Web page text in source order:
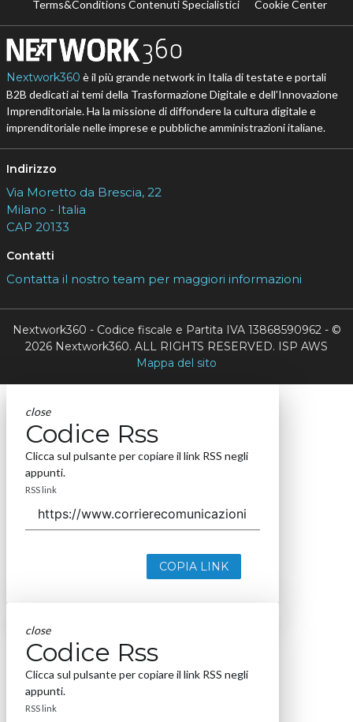
Terms&Conditions Contenuti Specialistici Cookie Center
Nextwork360 è il più grande network in Italia di testate e portali
B2B dedicati ai temi della Trasformazione Digitale e dell’Innovazione
Imprenditoriale. Ha la missione di diffondere la cultura digitale e
imprenditoriale nelle imprese e pubbliche amministrazioni italiane.
Indirizzo
Via Moretto da Brescia, 22
Milano - Italia
CAP 20133
Contatti
Contatta il nostro team per maggiori informazioni
Nextwork360 - Codice fiscale e Partita IVA 13868590962 - ©
2026 Nextwork360. ALL RIGHTS RESERVED. ISP AWS
Mappa del sito
close
Codice Rss
Clicca sul pulsante per copiare il link RSS negli
appunti.
RSS link
COPIA LINK
close
Codice Rss
Clicca sul pulsante per copiare il link RSS negli
appunti.
RSS link